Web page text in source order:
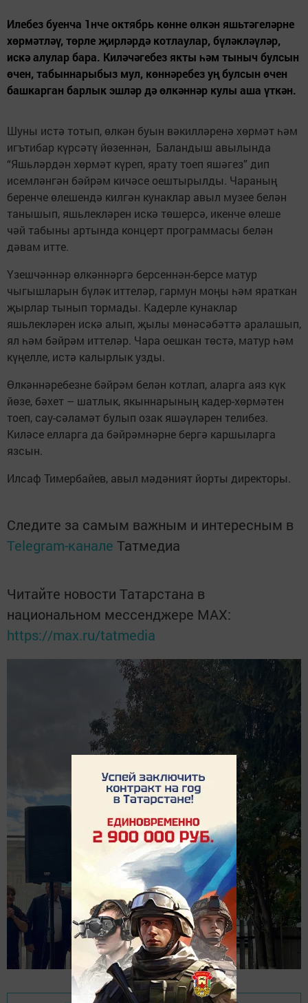
Илебез буенча 1нче октябрь көнне өлкән яшьтәгеләрне
хөрмәтләү, төрле җирләрдә котлаулар, бүләкләүләр,
искә алулар бара. Киләчәгебез якты һәм тыныч булсын
өчен, табыннарыбыз мул, көннәребез уң булсын өчен
башкарган барлык эшләр дә өлкәннәр кулы аша үткән.
Шуны истә тотып, өлкән буын вәкилләренә хөрмәт һәм
игътибар күрсәтү йөзеннән, Баландыш авылында
“Яшьләрдән хөрмәт күреп, ярату тоеп яшәгез” дип
исемләнгән бәйрәм кичәсе оештырылды. Чараның
беренче өлешендә килгән кунаклар авыл музее белән
танышып, яшьлекләрен искә төшерсә, икенче өлеше
чәй табыны артында концерт программасы белән
дәвам итте.
Үзешчәннәр өлкәннәргә берсеннән-берсе матур
чыгышларын бүләк иттеләр, гармун моңы һәм яраткан
җырлар тынып тормады. Кадерле кунаклар
яшьлекләрен искә алып, җылы мөнәсәбәттә аралашып,
ял һәм бәйрәм иттеләр. Чара оешкан төстә, матур һәм
күңелле, истә калырлык узды.
Өлкәннәребезне бәйрәм белән котлап, аларга аяз күк
йөзе, бәхет – шатлык, якыннарының кадер-хөрмәтен
тоеп, сау-сәламәт булып озак яшәүләрен телибез.
Киләсе елларга да бәйрәмнәрне бергә каршыларга
язсын.
Илсаф Тимербайев, авыл мәдәният йорты директоры.
Следите за самым важным и интересным в
Telegram-канале Татмедиа
Читайте новости Татарстана в
национальном мессенджере MАХ:
https://max.ru/tatmedia